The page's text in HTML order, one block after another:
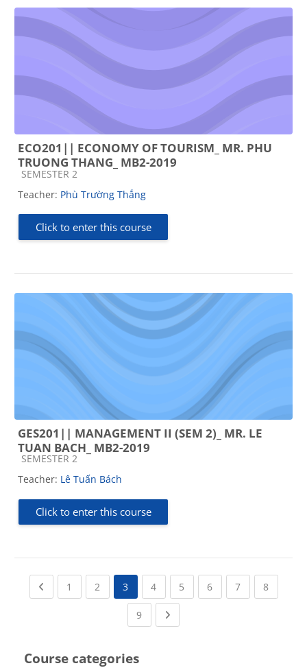
ECO201|| ECONOMY OF TOURISM_ MR. PHU
TRUONG THANG_ MB2-2019
Course category
SEMESTER 2
Teacher: Phù Trường Thắng
Click to enter this course
GES201|| MANAGEMENT II (SEM 2)_ MR. LE
TUAN BACH_ MB2-2019
Course category
SEMESTER 2
Teacher: Lê Tuấn Bách
Click to enter this course
Previous page
1 (current)
2 (current)
3 4(current)
5 (current)
6(current)
7(current)
8(current)
9(current)Next page
Course categories